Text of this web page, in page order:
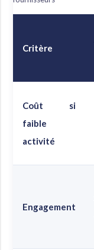
Critère
Coût si
faible
activité
Engagement